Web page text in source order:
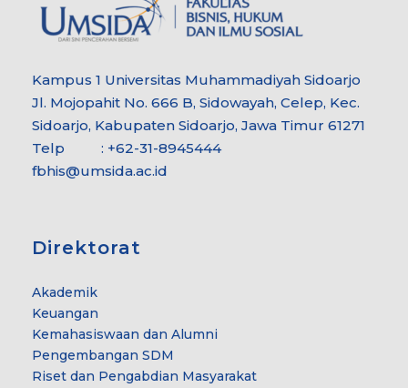
Kampus 1 Universitas Muhammadiyah Sidoarjo
Jl. Mojopahit No. 666 B, Sidowayah, Celep, Kec.
Sidoarjo, Kabupaten Sidoarjo, Jawa Timur 61271
Telp : +62-31-8945444
fbhis@umsida.ac.id
Direktorat
Akademik
Keuangan
Kemahasiswaan dan Alumni
Pengembangan SDM
Riset dan Pengabdian Masyarakat